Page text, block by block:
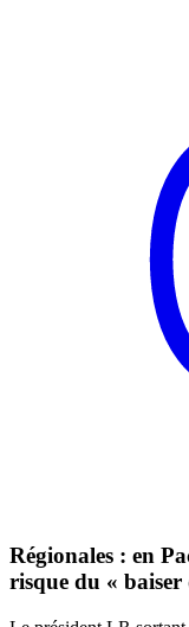
Régionales : en
risque du «